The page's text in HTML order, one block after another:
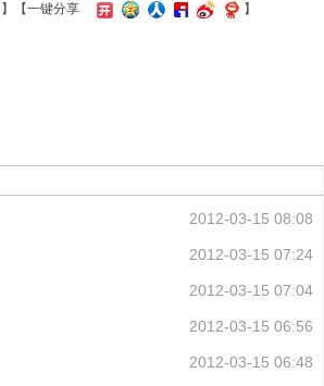
】 【一键分享 】
2012-03-15 08:08
2012-03-15 07:24
2012-03-15 07:04
2012-03-15 06:56
2012-03-15 06:48